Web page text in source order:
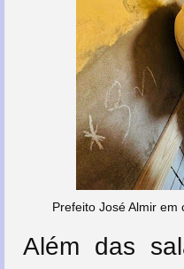
Prefeito José Almir
Além das